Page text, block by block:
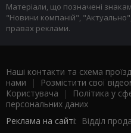
Матеріали, що позначені
"Новини компаній",
правах реклами.
Наші контакти та схема
нами | Розмістити свої
Користувача |
Політика у
персональних даних
Реклама на сайті: Відділ